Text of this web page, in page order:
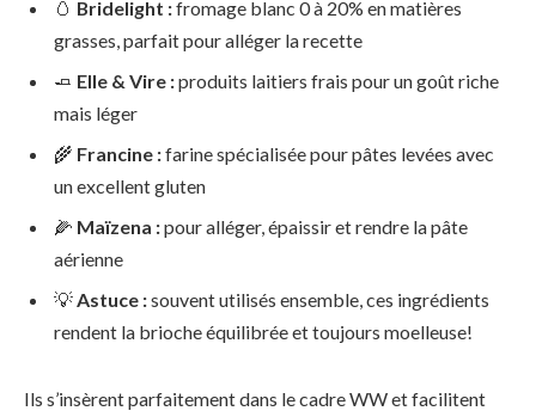
🥚 Bridelight :fromage blanc 0 à 20% en matières
grasses, parfait pour alléger la recette
🧈 Elle & Vire :produits laitiers frais pour un goût riche
mais léger
🌾 Francine :farine spécialisée pour pâtes levées avec
un excellent gluten
🌽 Maïzena :pour alléger, épaissir et rendre la pâte
aérienne
💡Astuce :souvent utilisés ensemble, ces ingrédients
rendent la brioche équilibrée et toujours moelleuse!
Ils s’insèrent parfaitement dans le cadre WW et facilitent